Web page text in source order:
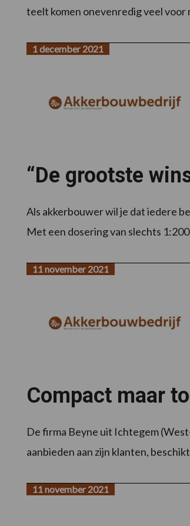
teelt komen onevenredig veel voor
“De grootste
1 december 2021
Als akkerbouwer wil je dat iedere
Met een dosering van slechts
Compact maar
11 november 2021
De firma Beyne uit Ichtegem
aanbieden aan zijn klanten,
11 november 2021